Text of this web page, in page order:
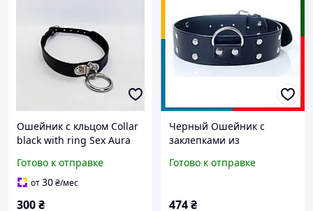
Ошейник с кльцом Collar
black with ring Sex Aura
Готово к отправке
от30₴/мес
300₴
Черный Ошейник с
заклепками из
Fetish Boss Series - Collar
Готово к отправке
474₴